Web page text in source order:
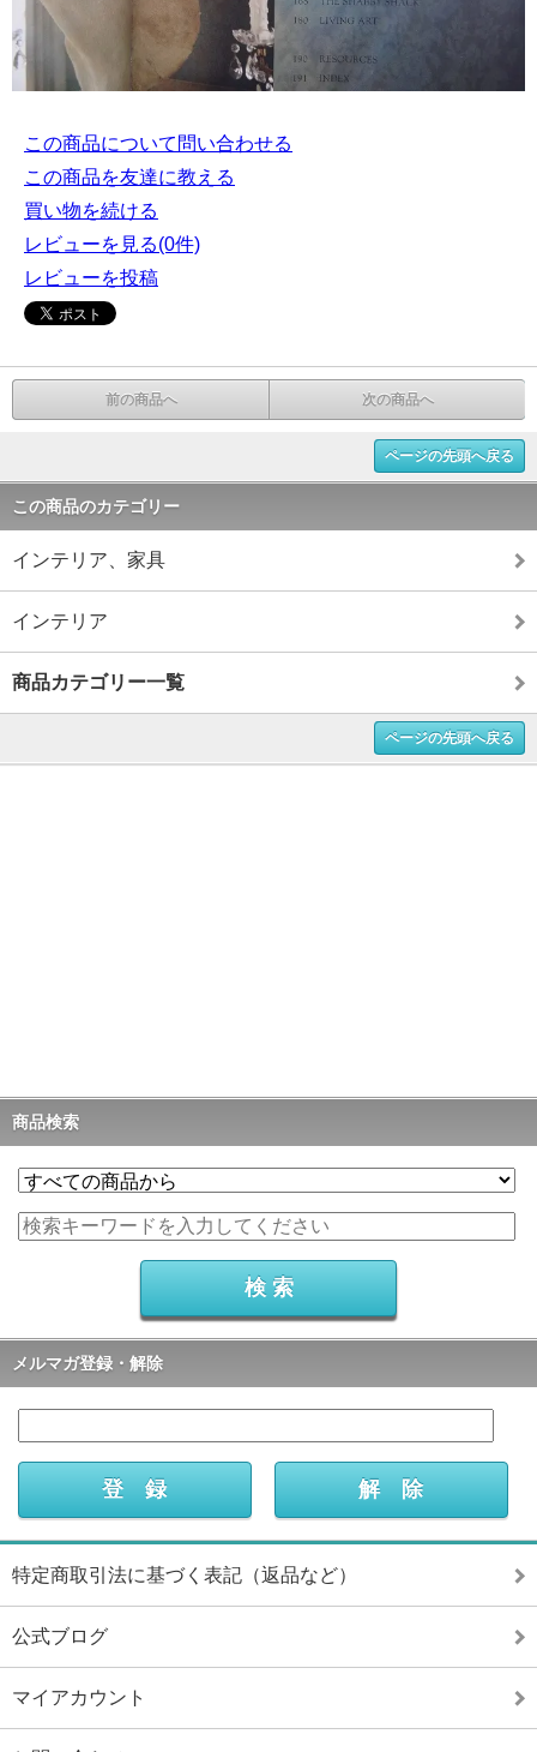
この商品について問い合わせる
この商品を友達に教える
買い物を続ける
レビューを見る(0件)
レビューを投稿
前の商品へ 次の商品へ
ページの先頭へ戻る
この商品のカテゴリー
インテリア、家具
インテリア
商品カテゴリー一覧
ページの先頭へ戻る
商品検索
メルマガ登録・解除
特定商取引法に基づく表記（返品など）
公式ブログ
マイアカウント